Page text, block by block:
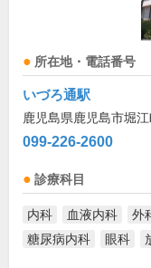
所在地・電話番号
いづろ通駅
鹿児島県鹿児島市堀
099-226-2600
診療科目
内科 血液内科 外
糖尿病内科
眼科